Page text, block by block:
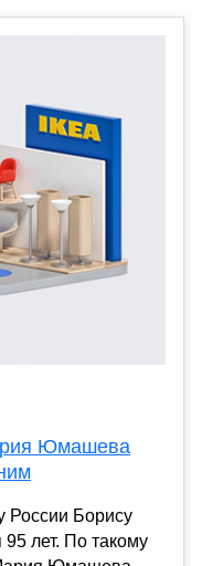
Юмашева
России Борису
лет. По такому